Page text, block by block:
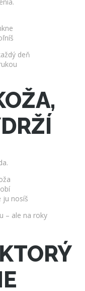
deň
ju nosíš
– ale na roky